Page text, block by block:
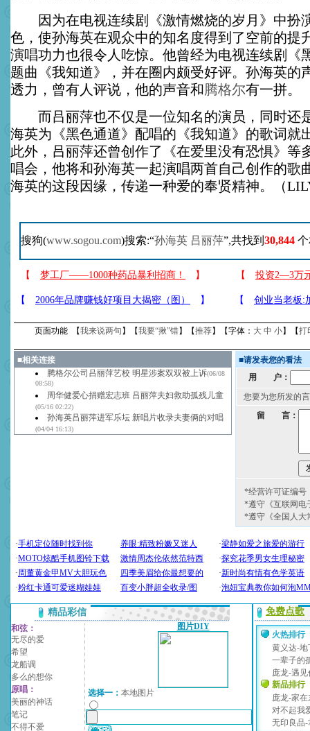
因为在电视连续剧《激情燃烧的岁月》中扮
色，使孙海英在观众中的知名度得到了空前的提
演唱功力也很令人吃惊。他曾经为电视连续剧《
题曲《我知道》，并在圈内颇受好评。孙海英的
透力，曾有人评说，他的声音和腾格尔有一拼。
而吕丽萍也不仅是一位知名的演员，同时还
海英为《黑色通道》配唱的《我知道》的歌词就
此外，吕丽萍还曾创作了《在爱里没有恐惧》等
唱会，他将和孙海英一起演唱两首自己创作的歌
海英的这段因缘，传递一种爱的奉贤精神。（
搜狗(www.sogou.com)搜索:“孙海英 吕丽萍”,共找到 30,844
页面功能 【我来说两句 】【我要“揪”错】【推荐】【字体： 大 中 小】【打
■相关连接
腾格尔公司吕丽萍艺校 明星涉案双双被上诉(06/08
08:58)
周华健爱心捐赠宏志班 吕丽萍夫妇救助孤残儿童
(05/16 02:22)
孙海英吕丽萍进军乐坛 新唱片收录夫妻俩的对唱
(04/04 16:13)
■请发表您的看法
用 户：
您要为您所发的
留 言：
*经营许可证编号
*遵守《互联网电
*遵守《全国人大